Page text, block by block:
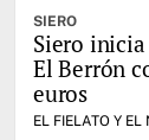
SIERO
Siero
El Berrón
euros
EL FIELATO Y EL